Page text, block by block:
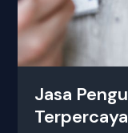
Jasa
Terpercaya